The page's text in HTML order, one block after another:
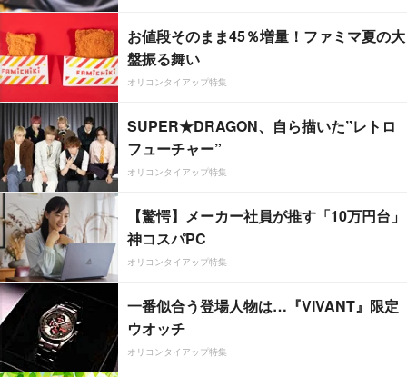
お値段そのまま45％増量！ファミマ夏の大
盤振る舞い
オリコンタイアップ特集
SUPER★DRAGON、自ら描いた”レトロ
フューチャー”
オリコンタイアップ特集
【驚愕】メーカー社員が推す「10万円台」
神コスパPC
オリコンタイアップ特集
一番似合う登場人物は…『VIVANT』限定
ウオッチ
オリコンタイアップ特集